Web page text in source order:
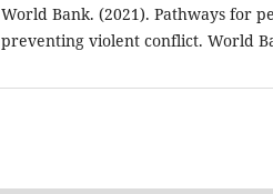
World Bank. (2021). Pathways for
preventing violent conflict. World